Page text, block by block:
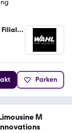
Filiale
Parken
M